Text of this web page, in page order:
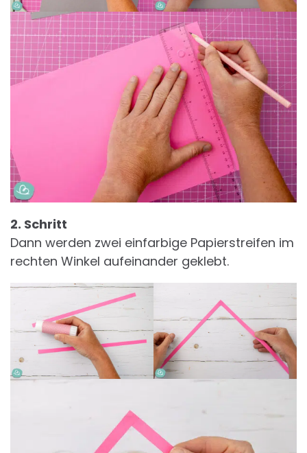
2. Schritt
Dann werden zwei einfarbige Papierstreifen im
rechten Winkel aufeinander geklebt.